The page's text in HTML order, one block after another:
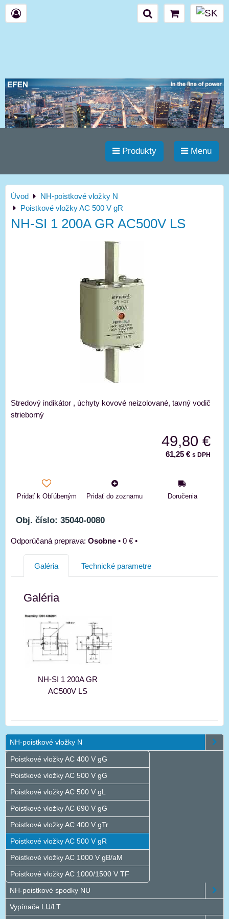
Produkty Menu
Úvod
NH-poistkové vložky N
Poistkové vložky AC 500 V gR
NH-SI 1 200A GR AC500V LS
Stredový indikátor , úchyty kovové neizolované, tavný vodič
strieborný
49,80 €
61,25 € s DPH
Pridať k Obľúbeným Pridať do zoznamu Doručenia
Obj. číslo: 35040-0080
Osobne • 0 € •
Galéria Technické parametre
Galéria
NH-SI 1 200A GR
AC500V LS
NH-poistkové vložky N
Poistkové vložky AC 400 V gG
Poistkové vložky AC 500 V gG
Poistkové vložky AC 500 V gL
Poistkové vložky AC 690 V gG
Poistkové vložky AC 400 V gTr
Poistkové vložky AC 500 V gR
Poistkové vložky AC 1000 V gB/aM
Poistkové vložky AC 1000/1500 V TF
NH-poistkové spodky NU
Vypínače LU/LT